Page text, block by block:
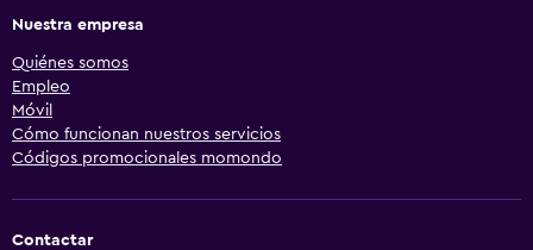
Nuestra empresa
Quiénes somos
Empleo
Móvil
Cómo funcionan nuestros servicios
Códigos promocionales momondo
Contactar